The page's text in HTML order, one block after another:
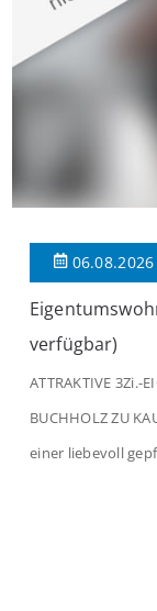
06.08.2026
verfügbar)
ATTRAKTIVE 3Zi.-
BUCHHOLZ ZU
einer liebevoll